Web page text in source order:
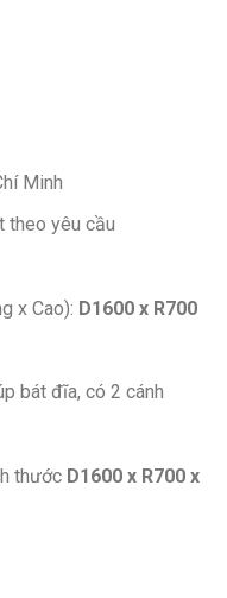
Minh
theo yêu cầu
x Cao): D1600 x R700
bát đĩa, có 2 cánh
thước D1600 x R700 x